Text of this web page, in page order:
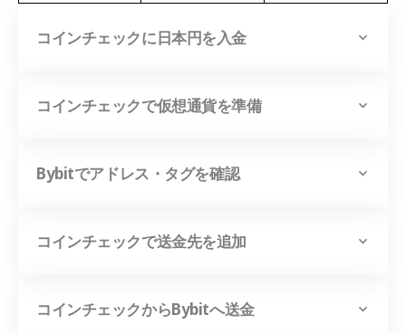
コインチェックに日本円を入金
コインチェックで仮想通貨を準備
Bybitでアドレス・タグを確認
コインチェックで送金先を追加
コインチェックからBybitへ送金